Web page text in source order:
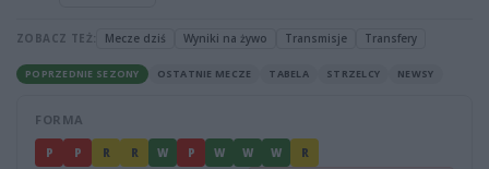
ZOBACZ TEŻ: Mecze dziś Wyniki na żywo Transmisje Transfery
POPRZEDNIE SEZONY OSTATNIE MECZE TABELA STRZELCY NEWSY
FORMA
P P R R W P W W W R